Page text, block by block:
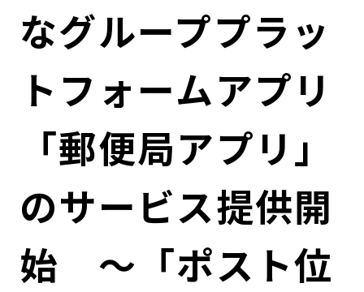
関連事業
IRカレンダー
社会
ガバナンス
ESGデータ集
なグループプラッ
トフォームアプリ
「郵便局アプリ」
のサービス提供開
始 ～「ポスト位